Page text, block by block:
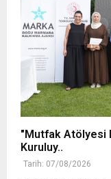
"Mutfak Atölyesi
Kuruluy..
Tarih: 07/08/2026